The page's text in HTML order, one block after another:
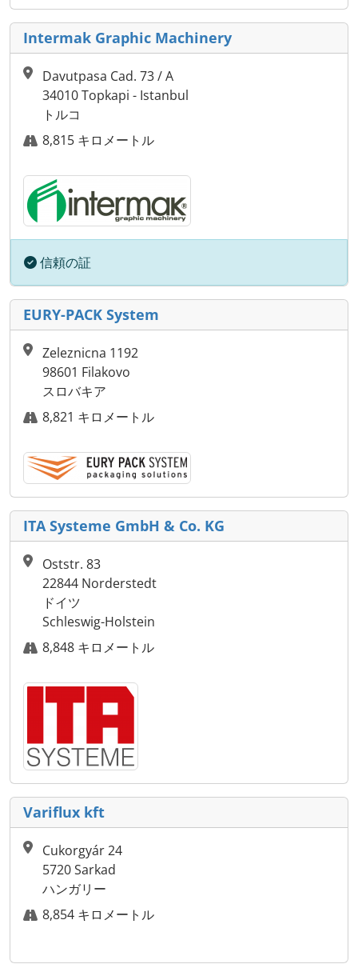
Intermak Graphic Machinery
Davutpasa Cad. 73 / A
34010 Topkapi - Istanbul
トルコ
8,815 キロメートル
信頼の証
EURY-PACK System
Zeleznicna 1192
98601 Filakovo
スロバキア
8,821 キロメートル
ITA Systeme GmbH & Co. KG
Oststr. 83
22844 Norderstedt
ドイツ
Schleswig-Holstein
8,848 キロメートル
Variflux kft
Cukorgyár 24
5720 Sarkad
ハンガリー
8,854 キロメートル